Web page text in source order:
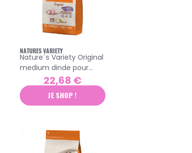
NATURES VARIETY
Nature´s Variety Original
medium dinde pour
chien adulte 2kg
22,68 €
JE SHOP !